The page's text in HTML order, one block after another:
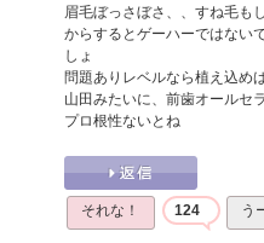
眉毛ぼっさぼさ、、すね毛も
からするとゲーハーではない
しょ
問題ありレベルなら植え込め
山田みたいに、前歯オールセ
プロ根性ないとね
それな！ 124 う